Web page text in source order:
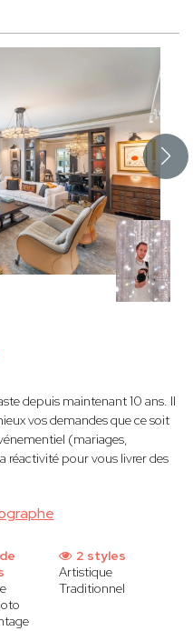
depuis maintenant 10 ans. Il
vos demandes que ce soit
(mariages,
réactivité pour vous livrer des
2 styles
Artistique
Traditionnel